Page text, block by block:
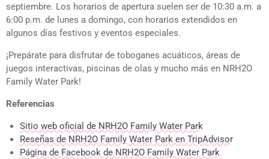
septiembre. Los horarios de apertura suelen ser de 10:30 a.m. a
6:00 p.m. de lunes a domingo, con horarios extendidos en
algunos días festivos y eventos especiales.
¡Prepárate para disfrutar de toboganes acuáticos, áreas de
juegos interactivas, piscinas de olas y mucho más en NRH2O
Family Water Park!
Referencias
Sitio web oficial de NRH2O Family Water Park
Reseñas de NRH2O Family Water Park en TripAdvisor
Página de Facebook de NRH2O Family Water Park